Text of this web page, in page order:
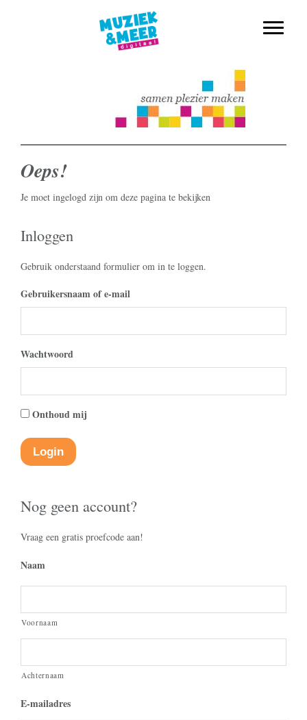
Toggle
Muziek & Meer Digitaal
Oeps!
Je moet ingelogd zijn om deze pagina te bekijken
Inloggen
Gebruik onderstaand formulier om in te loggen.
Username or Email
Wachtwoord
Onthoud mij
Nog geen account?
Vraag een gratis proefcode aan!
Naam
Voornaam
Achternaam
E-mailadres